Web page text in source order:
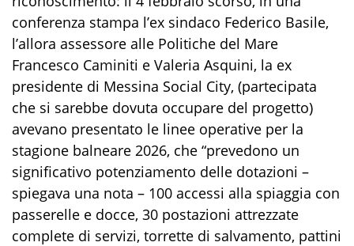
conferenza stampa l’ex sindaco Federico Basile,
l’allora assessore alle Politiche del Mare
Francesco Caminiti e Valeria Asquini, la ex
presidente di Messina Social City, (partecipata
che si sarebbe dovuta occupare del progetto)
avevano presentato le linee operative per la
stagione balneare 2026, che “prevedono un
significativo potenziamento delle dotazioni –
spiegava una nota – 100 accessi alla spiaggia con
passerelle e docce, 30 postazioni attrezzate
complete di servizi, torrette di salvamento, pattini